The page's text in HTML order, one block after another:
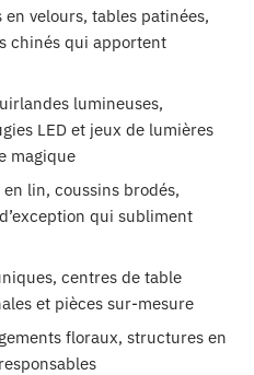
en velours, tables patinées,
chinés qui apportent
lumineuses,
LED et jeux de lumières
magique
en lin, coussins brodés,
qui subliment
centres de table
et pièces sur-mesure
floraux, structures en